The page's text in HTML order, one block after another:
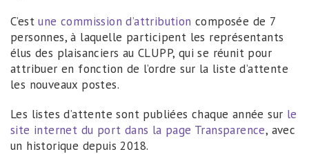
C’est une commission d’attribution composée de 7
personnes, à laquelle participent les représentants
élus des plaisanciers au CLUPP, qui se réunit pour
attribuer en fonction de l’ordre sur la liste d’attente
les nouveaux postes.
Les listes d’attente sont publiées chaque année sur le
site internet du port dans la page Transparence, avec
un historique depuis 2018.